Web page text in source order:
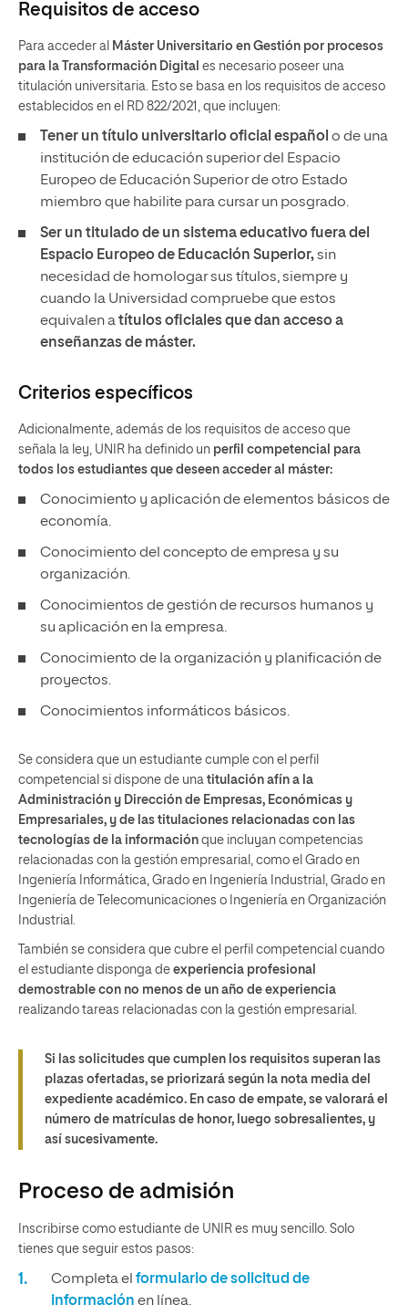
Requisitos de acceso
Para acceder al Máster Universitario en Gestión por procesos
para la Transformación Digital es necesario poseer una
titulación universitaria. Esto se basa en los requisitos de acceso
establecidos en el RD 822/2021, que incluyen:
Tener un título universitario oficial español o de una
institución de educación superior del Espacio
Europeo de Educación Superior de otro Estado
miembro que habilite para cursar un posgrado.
Ser un titulado de un sistema educativo fuera del
Espacio Europeo de Educación Superior,sin
necesidad de homologar sus títulos, siempre y
cuando la Universidad compruebe que estos
equivalen atítulos oficiales que dan acceso a
enseñanzas de máster.
Criterios específicos
Adicionalmente, además de los requisitos de acceso que
señala la ley, UNIR ha definido un perfil competencial para
todos los estudiantes que deseen acceder al máster:
Conocimiento y aplicación de elementos básicos de
economía.
Conocimiento del concepto de empresa y su
organización.
Conocimientos de gestión de recursos humanos y
su aplicación en la empresa.
Conocimiento de la organización y planificación de
proyectos.
Conocimientos informáticos básicos.
Se considera que un estudiante cumple con el perfil
competencial si dispone de una titulación afín a la
Administración y Dirección de Empresas, Económicas y
Empresariales, y de las titulaciones relacionadas con las
tecnologías de la información que incluyan competencias
relacionadas con la gestión empresarial, como el Grado en
Ingeniería Informática, Grado en Ingeniería Industrial, Grado en
Ingeniería de Telecomunicaciones o Ingeniería en Organización
Industrial.
También se considera que cubre el perfil competencial cuando
el estudiante disponga de experiencia profesional
demostrable con no menos de un año de experiencia
realizando tareas relacionadas con la gestión empresarial.
Si las solicitudes que cumplen los requisitos superan las
plazas ofertadas, se priorizará según la nota media del
expediente académico. En caso de empate, se valorará el
número de matrículas de honor, luego sobresalientes, y
así sucesivamente.
Proceso de admisión
Inscribirse como estudiante de UNIR es muy sencillo. Solo
tienes que seguir estos pasos:
Completa el formulario de solicitud de
información en línea.